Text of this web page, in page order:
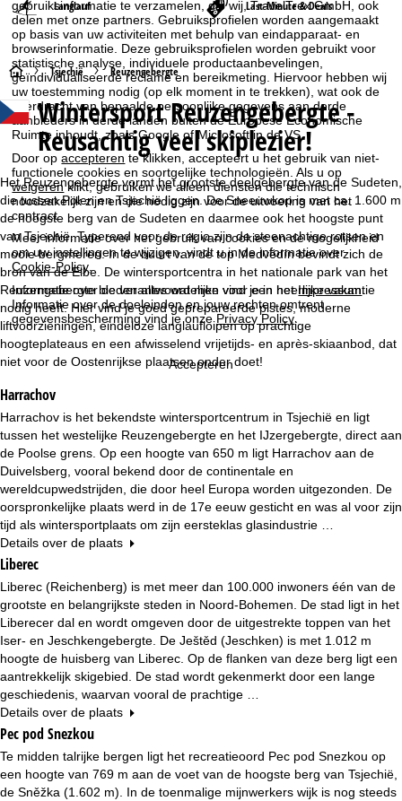
gebruiksinformatie te verzamelen, die wij, TravelTrex GmbH, ook
delen met onze partners. Gebruiksprofielen worden aangemaakt
op basis van uw activiteiten met behulp van eindapparaat- en
browserinformatie. Deze gebruiksprofielen worden gebruikt voor
statistische analyse, individuele productaanbevelingen,
geïndividualiseerde reclame en bereikmeting. Hiervoor hebben wij
uw toestemming nodig (op elk moment in te trekken), wat ook de
overdracht van bepaalde persoonlijke gegevens aan derde
aanbieders in derde landen buiten de Europese Economische
Ruimte inhoudt, zoals Google of Microsoft in de VS.
Door opaccepteren te klikken, accepteert u het gebruik van niet-
functionele cookies en soortgelijke technologieën. Als u op
weigerenklikt, gebruiken we alleen diensten die technisch
noodzakelijk zijn en die nodig zijn voor de uitvoering van het
contract.
Meer informatie over het gebruik van cookies en de mogelijkheid
om uw instellingen te wijzigen, vindt u in de informatie over
Cookie-Policy
Informatie over de verantwoordelijke vind je in hetImpressum.
Informatie over de doeleinden en jouw rechten omtrent
gegevensbescherming vind je onzePrivacy Policy.
Accepteren
Langlauf Last-Minute & Deals
S
t
a
r
t
p
a
g
i
n
a
Tsjechië Reuzengebergte
Wintersport Reuzengebergte -
Reusachtig veel skiplezier!
Het Reuzengebergte vormt het grootste deelgebergte van de Sudeten,
die tussen Polen en Tsjechië liggen. De Sneeuwkop is met ca. 1.600 m
de hoogste berg van de Sudeten en daarmee ook het hoogste punt
van Tsjechië. Typerend voor de regio zijn de steenachtige rotsen en
mooie bergmeren. In de buurt van de top Medvědín bevindt zich de
bron van de Elbe. De wintersportcentra in het nationale park van het
Reuzengebergte bieden alles wat men voor een heerlijke vakantie
nodig heeft. Hier vind je goed geprepareerde pistes, moderne
liftvoorzieningen, eindeloze langlaufloipen op prachtige
hoogteplateaus en een afwisselend vrijetijds- en après-skiaanbod, dat
niet voor de Oostenrijkse plaatsen onder doet!
Harrachov
Harrachov is het bekendste wintersportcentrum in Tsjechië en ligt
tussen het westelijke Reuzengebergte en het IJzergebergte, direct aan
de Poolse grens. Op een hoogte van 650 m ligt Harrachov aan de
Duivelsberg, vooral bekend door de continentale en
wereldcupwedstrijden, die door heel Europa worden uitgezonden. De
oorspronkelijke plaats werd in de 17e eeuw gesticht en was al voor zijn
tijd als wintersportplaats om zijn eersteklas glasindustrie …
Details over de plaats
Liberec
Liberec (Reichenberg) is met meer dan 100.000 inwoners één van de
grootste en belangrijkste steden in Noord-Bohemen. De stad ligt in het
Liberecer dal en wordt omgeven door de uitgestrekte toppen van het
Iser- en Jeschkengebergte. De Ještěd (Jeschken) is met 1.012 m
hoogte de huisberg van Liberec. Op de flanken van deze berg ligt een
aantrekkelijk skigebied. De stad wordt gekenmerkt door een lange
geschiedenis, waarvan vooral de prachtige …
Details over de plaats
Pec pod Snezkou
Te midden talrijke bergen ligt het recreatieoord Pec pod Snezkou op
een hoogte van 769 m aan de voet van de hoogste berg van Tsjechië,
de Sněžka (1.602 m). In de toenmalige mijnwerkers wijk is nog steeds